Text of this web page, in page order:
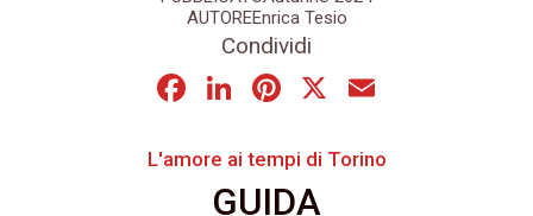
AUTOREEnrica Tesio
Condividi
Facebook
LinkedIn
Pinterest
X
L'amore ai tempi di Torino
GUIDA